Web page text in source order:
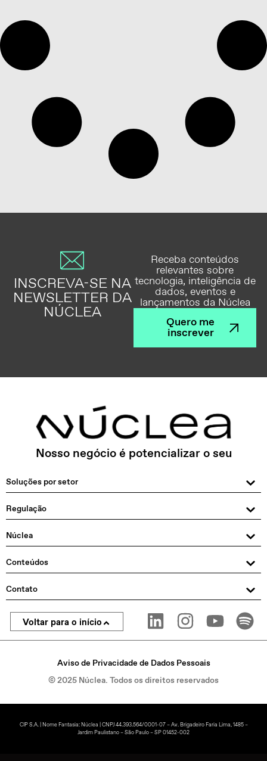
INSCREVA-SE NA
NEWSLETTER DA
NÚCLEA
Receba conteúdos
relevantes sobre
tecnologia, inteligência de
dados, eventos e
lançamentos da Núclea
Quero me
inscrever
Nosso negócio é potencializar o seu
Soluções por setor
Regulação
Núclea
Conteúdos
Contato
Voltar para o início
Aviso de Privacidade de Dados Pessoais
© 2025 Núclea. Todos os direitos reservados
CIP S.A. | Nome Fantasia: Núclea | CNPJ 44.393.564/0001-07 – Av. Brigadeiro Faria Lima, 1485 –
Jardim Paulistano – São Paulo – SP 01452-002